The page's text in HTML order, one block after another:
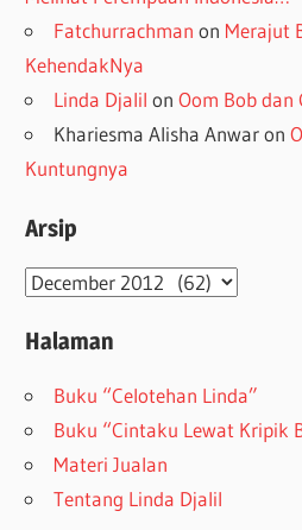
Fatchurrachman on Merajut
KehendakNya
Linda Djalil onOom Bob dan
Khariesma Alisha Anwaron
Kuntungnya
Arsip
Arsip
Halaman
Buku “Celotehan Linda”
Buku “Cintaku Lewat Kripik
Materi Jualan
Tentang Linda Djalil